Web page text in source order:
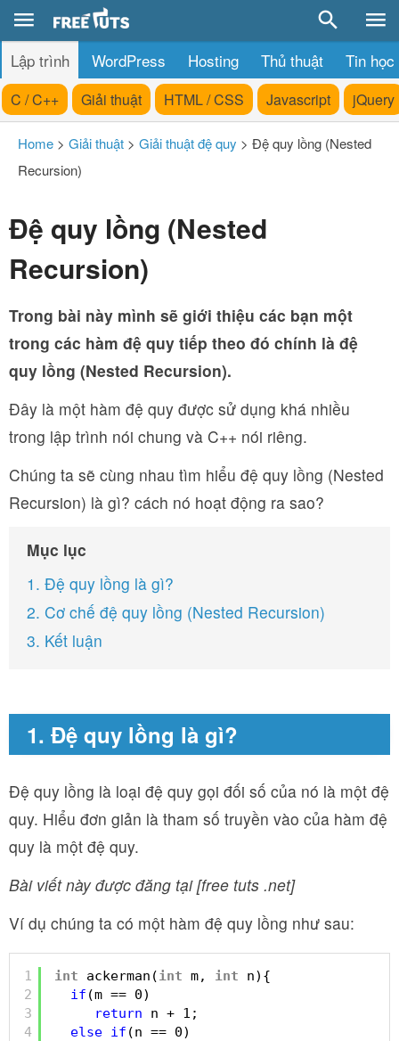
Lập trình WordPress Hosting Thủ thuật Tin học
C / C++ Giải thuật HTML / CSS Javascript jQuery
Home > Giải thuật > Giải thuật đệ quy > Đệ quy lồng (Nested
Recursion)
Đệ quy lồng (Nested
Recursion)
Trong bài này mình sẽ giới thiệu các bạn một
trong các hàm đệ quy tiếp theo đó chính là đệ
quy lồng (Nested Recursion).
Đây là một hàm đệ quy được sử dụng khá nhiều
trong lập trình nói chung và C++ nói riêng.
Chúng ta sẽ cùng nhau tìm hiểu đệ quy lồng (Nested
Recursion) là gì? cách nó hoạt động ra sao?
Mục lục
1. Đệ quy lồng là gì?
2. Cơ chế đệ quy lồng (Nested Recursion)
3. Kết luận
1. Đệ quy lồng là gì?
Đệ quy lồng là loại đệ quy gọi đối số của nó là một đệ
quy. Hiểu đơn giản là tham số truyền vào của hàm đệ
quy là một đệ quy.
Bài viết này được đăng tại [free tuts .net]
Ví dụ chúng ta có một hàm đệ quy lồng như sau:
1
2
3
4
int ackerman(int m, int
n){
if (m == 0)
return
n + 1;
else if (n == 0)